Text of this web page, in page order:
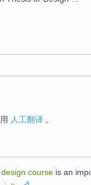
人工翻译 。
design course is an